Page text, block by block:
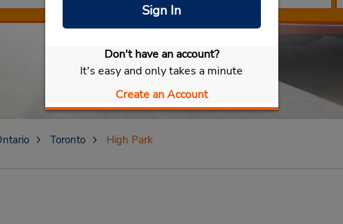
Selecionar meu carro
Sign In
Don't have an account?
It's easy and only takes a minute
Create an Account
Toronto High Park